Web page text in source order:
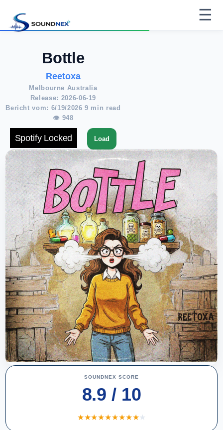
☰
SOUNDNEX SCORE
8.9 / 10
★★★★★★★★★★
Bottle
Reetoxa
Melbourne Australia
Release: 2026-06-19
Bericht vom: 6/19/2026 9 min read
👁 948
Spotify Locked Load